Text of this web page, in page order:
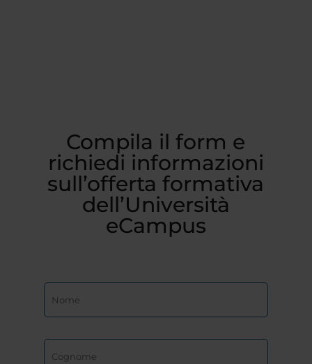
Compila il form e
richiedi informazioni
sull’offerta formativa
dell’Università
eCampus